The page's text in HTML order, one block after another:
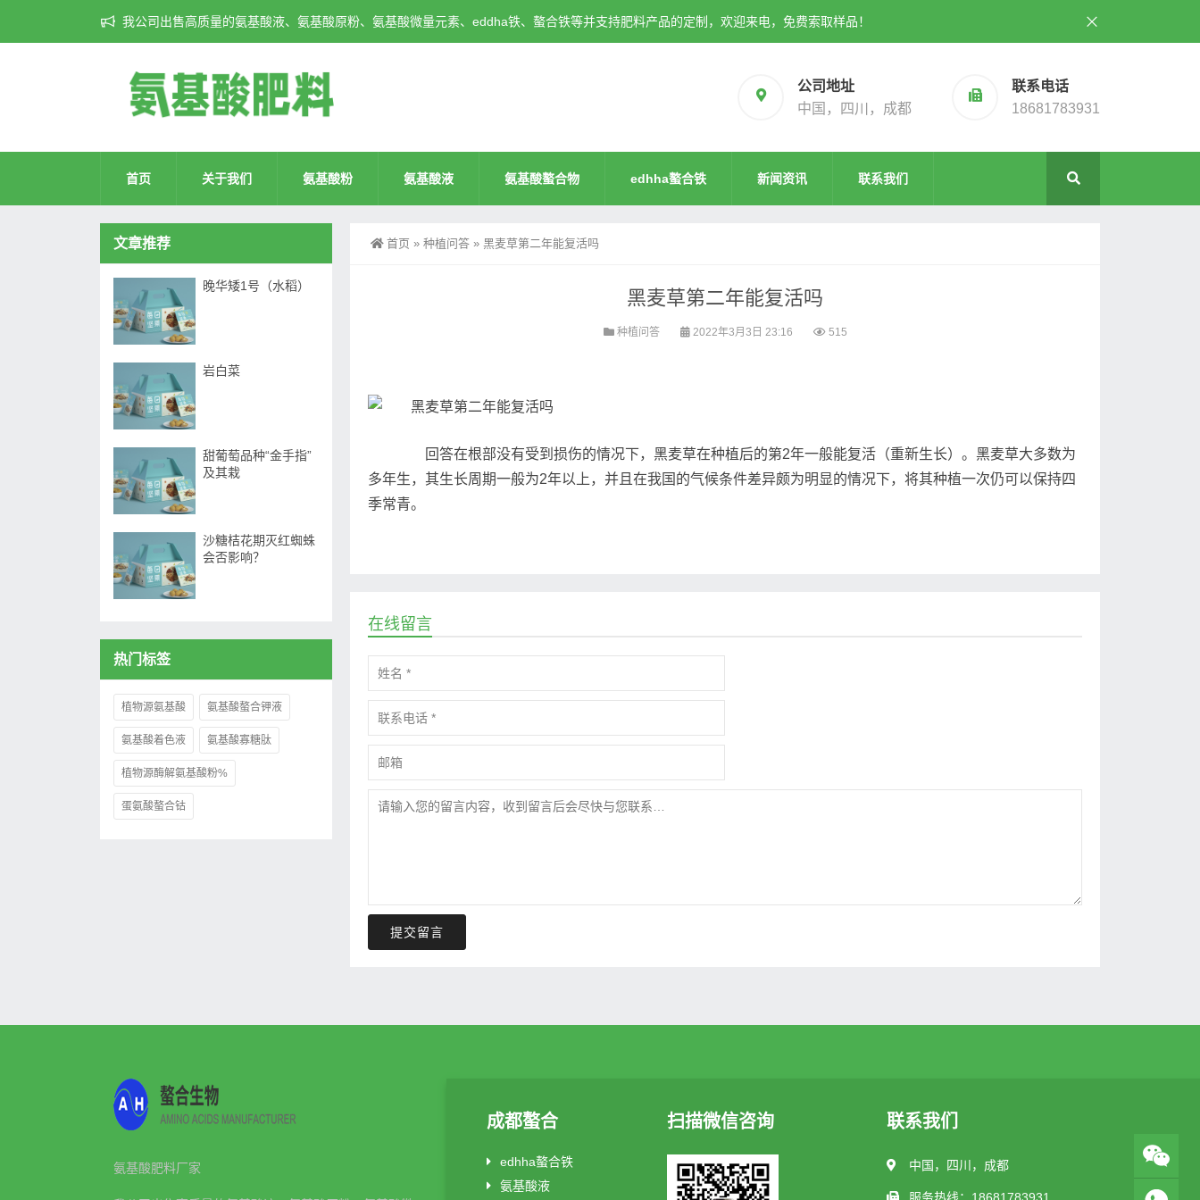
我公司出售高质量的氨基酸液、氨基酸原粉、氨基酸微量元素、eddha铁、螯合铁等并支持肥料产品的定制，欢迎来电，免费索取样品！
公司地址
中国，四川，成都
联系电话
18681783931
首页 关于我们 氨基酸粉 氨基酸液 氨基酸螯合物 edhha螯合铁 新闻资讯 联系我们
首页 » 种植问答 » 黑麦草第二年能复活吗
黑麦草第二年能复活吗
种植问答 2022年3月3日 23:16 515
回答在根部没有受到损伤的情况下，黑麦草在种植后的第2年一般能复活（重新生长）。黑麦草大多数为
多年生，其生长周期一般为2年以上，并且在我国的气候条件差异颇为明显的情况下，将其种植一次仍可以保持四
季常青。
在线留言
提交留言
文章推荐
晚华矮1号（水稻）
岩白菜
甜葡萄品种“金手指”
及其栽
沙糖桔花期灭红蜘蛛
会否影响？
热门标签
植物源氨基酸 氨基酸螯合钾液
氨基酸着色液 氨基酸寡糖肽
植物源酶解氨基酸粉%
蛋氨酸螯合钴
氨基酸肥料厂家
成都螯合
edhha螯合铁
氨基酸液
扫描微信咨询 联系我们
中国，四川，成都